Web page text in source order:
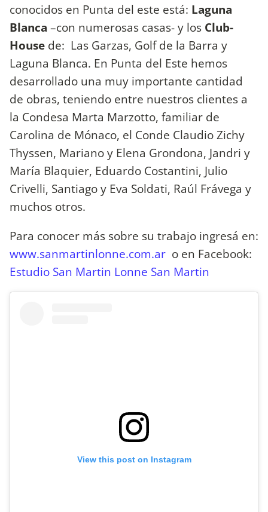
conocidos en Punta del este está: Laguna
Blanca –con numerosas casas- y los Club-
House de: Las Garzas, Golf de la Barra y
Laguna Blanca. En Punta del Este hemos
desarrollado una muy importante cantidad
de obras, teniendo entre nuestros clientes a
la Condesa Marta Marzotto, familiar de
Carolina de Mónaco, el Conde Claudio Zichy
Thyssen, Mariano y Elena Grondona, Jandri y
María Blaquier, Eduardo Costantini, Julio
Crivelli, Santiago y Eva Soldati, Raúl Frávega y
muchos otros.
Para conocer más sobre su trabajo ingresá en:
www.sanmartinlonne.com.ar o en Facebook:
Estudio San Martin Lonne San Martin
View this post on Instagram